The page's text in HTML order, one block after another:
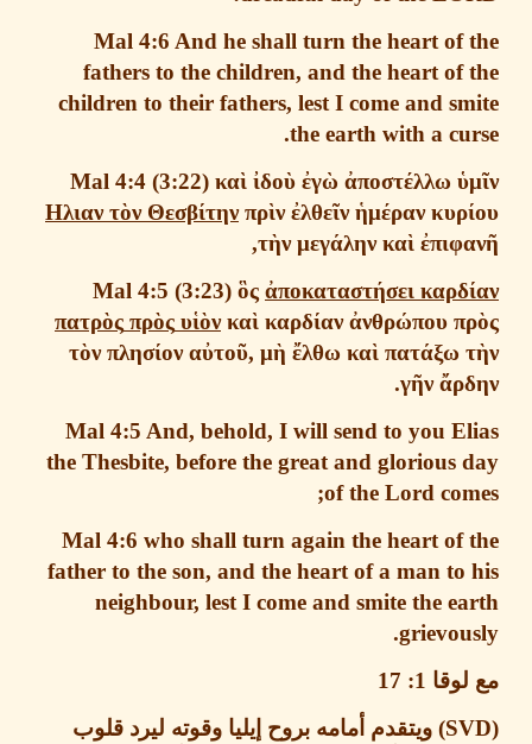
Mal 4:6And he shall turn the heart of
fathers to the children, and the heart of
children to their fathers, lest I come and
the earth with a
Mal 4:4 (3:22) καὶ ἰδοὺ ἐγὼ ἀποστέλλω
Ηλιαν τὸν Θεσβίτην πρὶν ἐλθεῖν ἡμέραν κυρ
τὴν μεγάλην καὶ ἐ
,
Mal 4:5 (3:23) ὃς ἀποκαταστήσει καρδ
πατρὸ ς πρὸς υἱὸν καὶ καρδίαν ἀνθρώπου
τὸν πλησίον αὐτοῦ,μὴ ἔλθω καὶ πατάξω
γῆν
.
Mal 4:5And, behold,I will send to you
the Thesbite, before the great and glorious
of the Lord
Mal 4:6 who shall turn again the heart of
father to the son, and the heart of a man
neighbour, lest I come and smite the
1: 17
ويتقدم أمامه بروح إيلياوقوته ليرد قلوب